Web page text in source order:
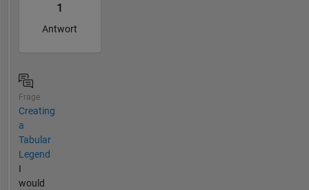
1
Antwort
Frage
Creating
a
Tabular
Legend
I
would